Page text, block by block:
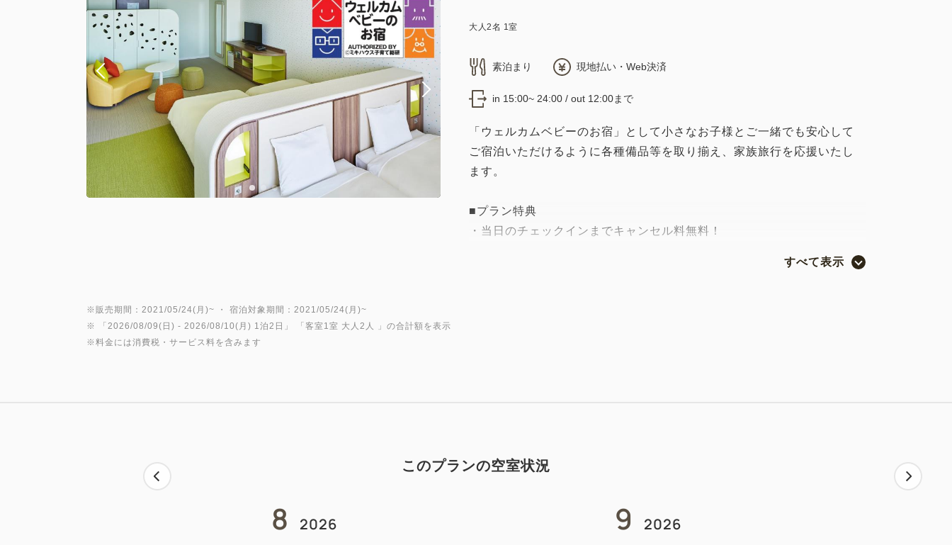
大人2名 1室
素泊まり 現地払い・Web決済
in 15:00~ 24:00 / out 12:00まで
「ウェルカムベビーのお宿」として小さなお子様とご一緒でも安心して
ご宿泊いただけるように各種備品等を取り揃え、家族旅行を応援いたし
ます。
■プラン特典
・当日のチェックインまでキャンセル料無料！
う、当プランでご予約の場合は当日でもキャンセル料は頂戴しません。
ーを設置。
＜ウェルカムベビーのお宿プラン客室限定＞
すべて表示
※販売期間：2021/05/24(月)~ ・ 宿泊対象期間：2021/05/24(月)~
※ 「2026/08/09(日) - 2026/08/10(月) 1泊2日 」 「客室1室 大人2人
」の合計額を表示
※料金には消費税・サービス料を含みます
このプランの空室状況
8 2026 9 2026